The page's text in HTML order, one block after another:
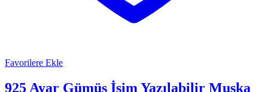
Favorilere Ekle
925 Ayar Gümüş İsim Yazılabilir Muska